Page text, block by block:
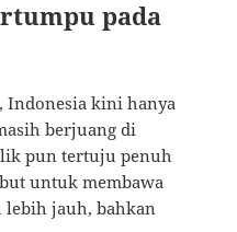
pada
Indonesia kini hanya
berjuang di
pun tertuju penuh
untuk membawa
lebih jauh, bahkan